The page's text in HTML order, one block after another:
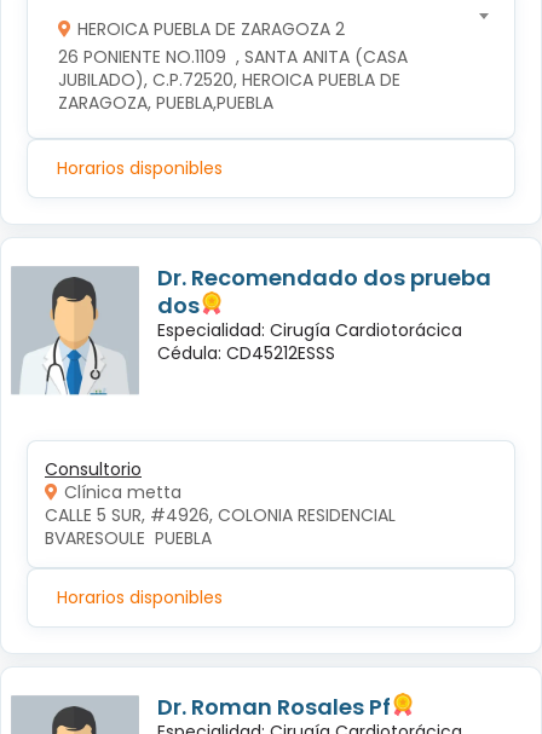
HEROICA PUEBLA DE ZARAGOZA 2
26 PONIENTE NO.1109  , SANTA ANITA (CASA
JUBILADO), C.P.72520, HEROICA PUEBLA DE
ZARAGOZA, PUEBLA,PUEBLA
Horarios disponibles
Dr. Recomendado dos prueba
dos
Especialidad: Cirugía Cardiotorácica
Cédula: CD45212ESSS
Consultorio
Clínica metta
CALLE 5 SUR, #4926, COLONIA RESIDENCIAL
BVARESOULE  PUEBLA
Horarios disponibles
Dr. Roman Rosales Pf